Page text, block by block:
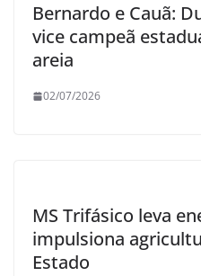
Bernardo e Cauã:
vice campeã
areia
02/07/2026
MS Trifásico leva
impulsiona
Estado